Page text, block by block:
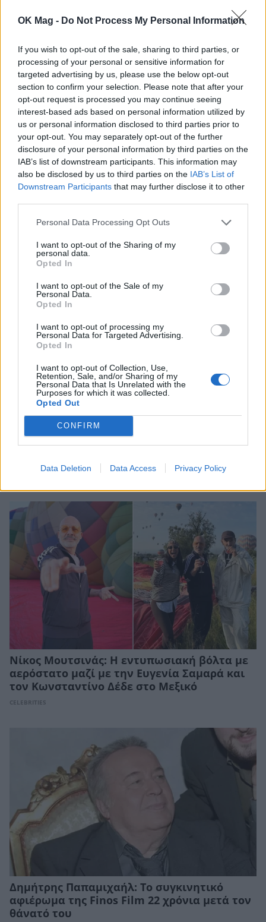
OK Mag - Do Not Process My Personal Information
If you wish to opt-out of the sale, sharing to third parties, or
processing of your personal or sensitive information for
targeted advertising by us, please use the below opt-out
section to confirm your selection. Please note that after your
opt-out request is processed you may continue seeing
interest-based ads based on personal information utilized by
us or personal information disclosed to third parties prior to
your opt-out. You may separately opt-out of the further
disclosure of your personal information by third parties on the
IAB’s list of downstream participants. This information may
also be disclosed by us to third parties on the IAB’s List of
Downstream Participants that may further disclose it to other
Personal Data Processing Opt Outs
I want to opt-out of the Sharing of my
personal data.
Opted In
I want to opt-out of the Sale of my
Personal Data.
Opted In
I want to opt-out of processing my
Personal Data for Targeted Advertising.
Opted In
I want to opt-out of Collection, Use,
Retention, Sale, and/or Sharing of my
Personal Data that Is Unrelated with the
Purposes for which it was collected.
Opted Out
CONFIRM
Data Deletion Data Access Privacy Policy
ΠΕΡΙΣΣΟΤΕΡΑ ΣΤΟ
Αλέξης Γεωργούλης: Η καλοκαιρινή
φωτογραφία δίπλα στο κύμα και το γεμάτο
αποδράσεις γεμίζουν μια ζωή»
CELEBRITIES
Κατερίνα Καινούργιου: Το τρυφερό
Νίκος Μουτσινάς: Η εντυπωσιακή βόλτα με
αερόστατο μαζί με την Ευγενία Σαμαρά και
τον Κωνσταντίνο Δέδε στο Μεξικό
CELEBRITIES
Δημήτρης Παπαμιχαήλ: Το συγκινητικό
αφιέρωμα της Finos Film 22 χρόνια μετά τον
θάνατό του